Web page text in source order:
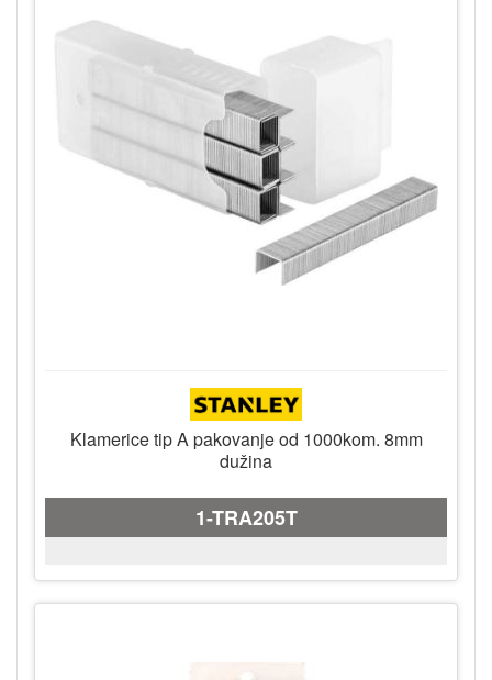
Klamerice tip A pakovanje od 1000kom. 8mm
dužina
1-TRA205T